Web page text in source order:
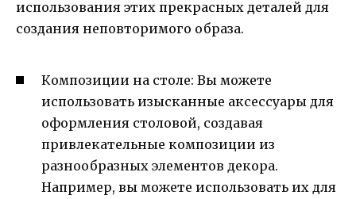
использования этих прекрасных деталей для
создания неповторимого образа.
Композиции на столе: Вы можете
использовать изысканные аксессуары для
оформления столовой, создавая
привлекательные композиции из
разнообразных элементов декора.
Например, вы можете использовать их для